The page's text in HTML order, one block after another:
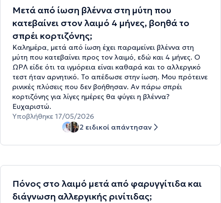
Μετά από ίωση βλέννα στη μύτη που
κατεβαίνει στον λαιμό 4 μήνες, βοηθά το
σπρέι κορτιζόνης;
Καλημέρα, μετά από ίωση έχει παραμείνει βλέννα στη
μύτη που κατεβαίνει προς τον λαιμό, εδώ και 4 μήνες. Ο
ΩΡΛ είδε ότι τα ιγμόρεια είναι καθαρά και το αλλεργικό
τεστ ήταν αρνητικό. Το απέδωσε στην ίωση. Μου πρότεινε
ρινικές πλύσεις που δεν βοήθησαν. Αν πάρω σπρέι
κορτιζόνης για λίγες ημέρες θα φύγει η βλέννα?
Ευχαριστώ.
Υποβλήθηκε 17/05/2026
2 ειδικοί απάντησαν
Πόνος στο λαιμό μετά από φαρυγγίτιδα και
διάγνωση αλλεργικής ρινίτιδας;